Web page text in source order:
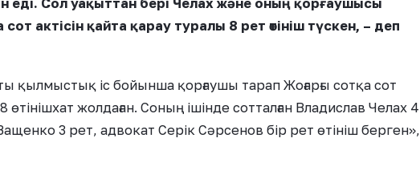
еді. Сол уақыттан бері Челах және оның қорғаушысы
актісін қайта қарау туралы 8 рет өтініш түскен, – деп
қылмыстық іс бойынша қорғаушы тарап Жоғарғы сотқа сот
өтінішхат жолдаған. Соның ішінде сотталған Владислав Челах 4
3 рет, адвокат Серік Сәрсенов бір рет өтініш берген»,